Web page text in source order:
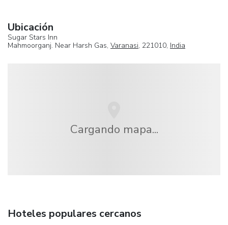
Ubicación
Sugar Stars Inn
Mahmoorganj. Near Harsh Gas, Varanasi, 221010, India
Cargando mapa...
Hoteles populares cercanos